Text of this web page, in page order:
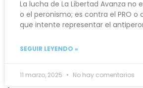
La lucha de La Libertad Avanza no
o el peronismo; es contra el PRO o
que intente representar el
SEGUIR LEYENDO »
11 marzo, 2025 No hay comentarios